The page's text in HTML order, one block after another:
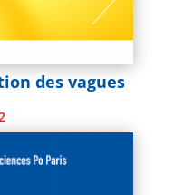
des vagues